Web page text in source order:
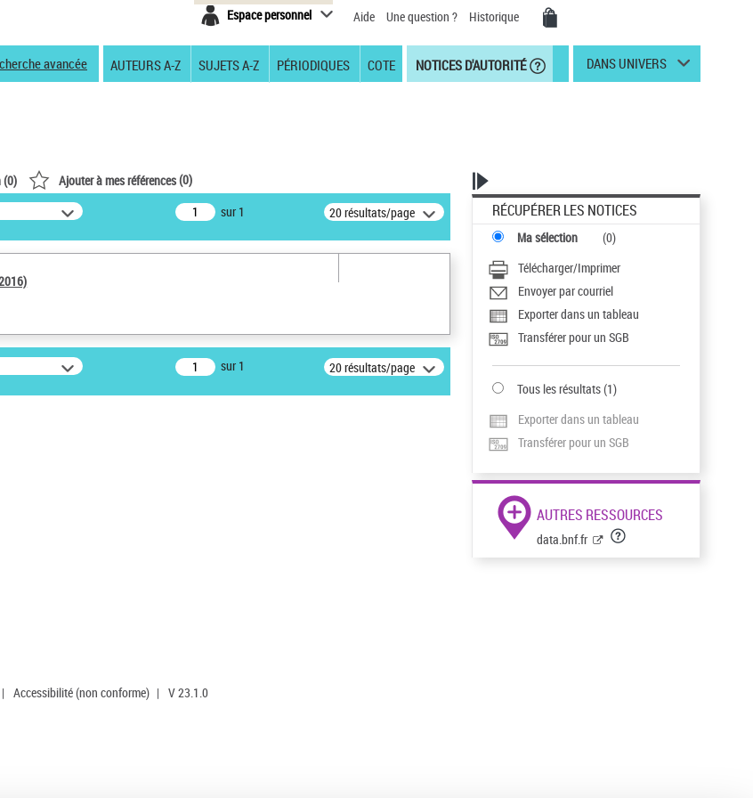
Espace personnel Aide Une question ? Historique
avancée AUTEURS A-Z SUJETS A-Z PÉRIODIQUES COTE NOTICES D'AUTORITÉ DANS UNIVERS
(0) Ajouter à mes références(0)
sur 1 20 résultats/page
sur 1 20 résultats/page
RÉCUPÉRER LES NOTICES
Ma sélection (0)
Télécharger/Imprimer
Envoyer par courriel
Exporter dans un tableau
Transférer pour un SGB
Tous les résultats(1)
Exporter dans un tableau
Transférer pour un SGB
AUTRES RESSOURCES
data.bnf.fr
| Accessibilité (non conforme) | V 23.1.0